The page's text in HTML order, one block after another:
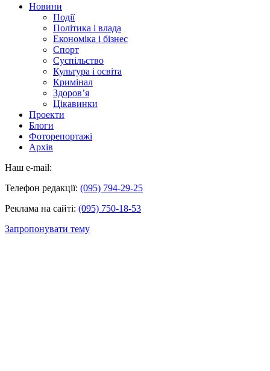
Новини
Події
Політика і влада
Економіка і бізнес
Спорт
Суспільство
Культура і освіта
Кримінал
Здоров’я
Цікавинки
Проекти
Блоги
Фоторепортажі
Архів
Наш e-mail:
Телефон редакції: (095) 794-29-25
Реклама на сайті: (095) 750-18-53
Запропонувати тему